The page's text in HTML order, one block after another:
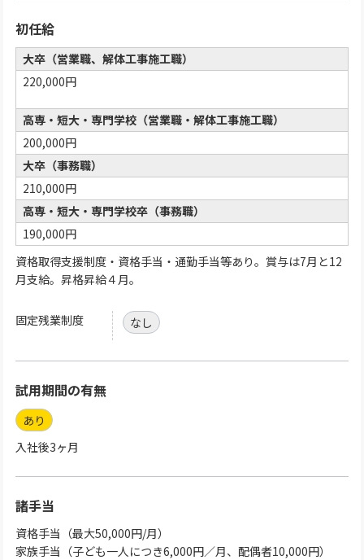
初任給
大卒（営業職、解体工事施工職）
220,000円
高専・短大・専門学校（営業職・解体工事施工職）
200,000円
大卒（事務職）
210,000円
高専・短大・専門学校卒（事務職）
190,000円
資格取得支援制度・資格手当・通勤手当等あり。賞与は7月と12
月支給。昇格昇給４月。
固定残業制度 なし
試用期間の有無
あり
入社後3ヶ月
諸手当
資格手当（最大50,000円/月）
家族手当（子ども一人につき6,000円／月、配偶者10,000円）